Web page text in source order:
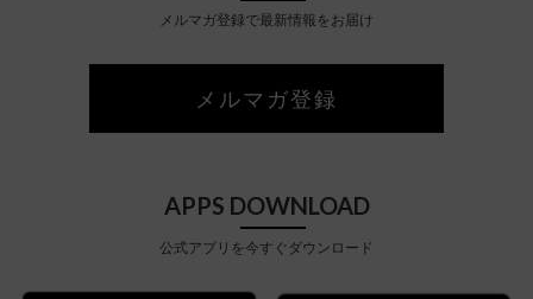
メルマガ登録で最新情報をお届け
メルマガ登録
APPS DOWNLOAD
公式アプリを今すぐダウンロード